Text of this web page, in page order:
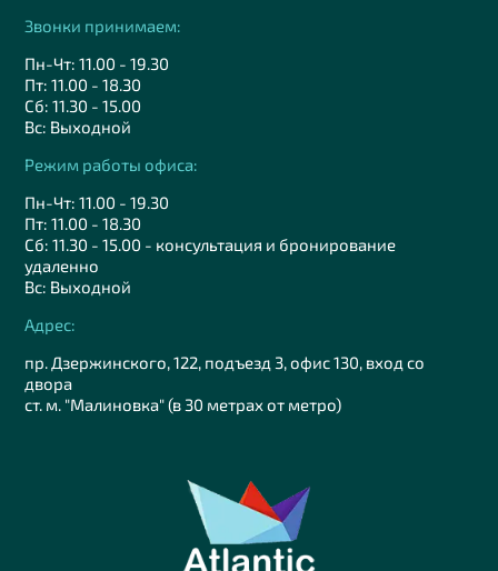
Звонки принимаем:
Пн-Чт: 11.00 - 19.30
Пт: 11.00 - 18.30
Сб: 11.30 - 15.00
Вс: Выходной
Режим работы офиса:
Пн-Чт: 11.00 - 19.30
Пт: 11.00 - 18.30
Сб: 11.30 - 15.00 - консультация и бронирование
удаленно
Вс: Выходной
Адрес:
пр. Дзержинского, 122, подъезд 3, офис 130, вход со
двора
ст. м. "Малиновка" (в 30 метрах от метро)